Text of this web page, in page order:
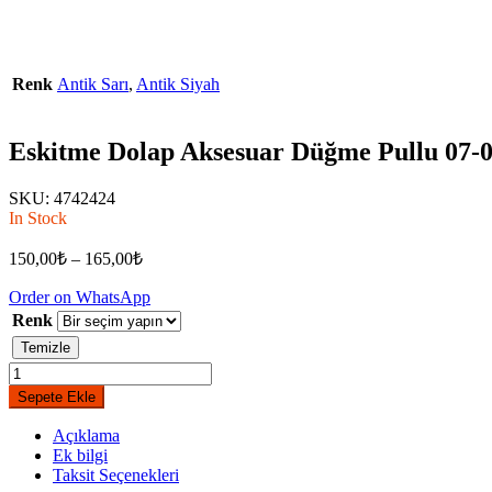
Renk Antik Sarı, Antik Siyah
Eskitme Dolap Aksesuar Düğme Pullu 07-
SKU: 4742424
In Stock
150,00₺ – 165,00₺
Order on WhatsApp
Renk
Temizle
Eskitme
Dolap
Aksesuar
Düğme
Pullu
Sepete Ekle
Açıklama
Ek bilgi
Taksit Seçenekleri